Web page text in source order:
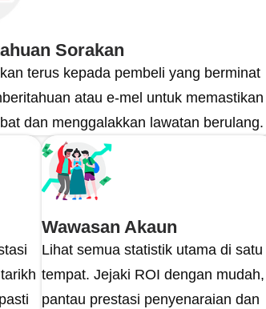
Sorakan
terus kepada pembeli yang berminat
atau e-mel untuk memastikan
dan menggalakkan lawatan berulang.
Wawasan Akaun
Lihat semua statistik utama di satu
tempat. Jejaki ROI dengan mudah,
pantau prestasi penyenaraian dan